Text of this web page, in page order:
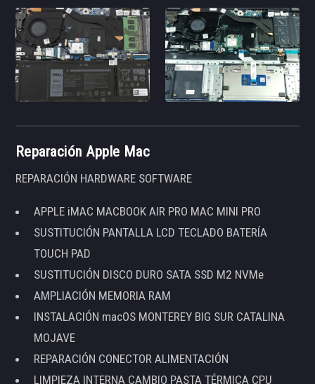
Reparación Apple Mac
REPARACIÓN HARDWARE SOFTWARE
APPLE iMAC MACBOOK AIR PRO MAC MINI PRO
SUSTITUCIÓN PANTALLA LCD TECLADO BATERÍA
TOUCH PAD
SUSTITUCIÓN DISCO DURO SATA SSD M2 NVMe
AMPLIACIÓN MEMORIA RAM
INSTALACIÓN macOS MONTEREY BIG SUR CATALINA
MOJAVE
REPARACIÓN CONECTOR ALIMENTACIÓN
LIMPIEZA INTERNA CAMBIO PASTA TÉRMICA CPU